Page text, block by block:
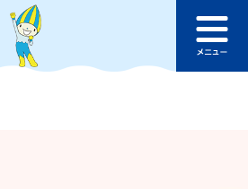
このページの本文へ
ュ